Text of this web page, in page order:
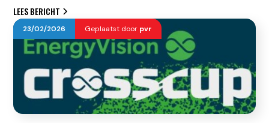
LEES BERICHT
23/02/2026 Geplaatst door pvr